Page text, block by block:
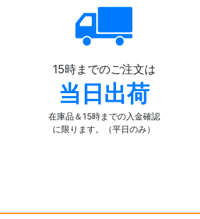
15時までのご注文は
当日出荷
在庫品＆15時までの入金確認
に限ります。（平日のみ）